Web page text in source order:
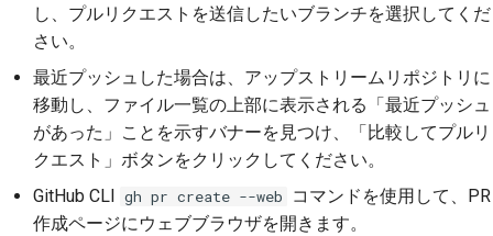
し、プルリクエストを送信したいブランチを選択してくだ
さい。
最近プッシュした場合は、アップストリームリポジトリに
移動し、ファイル一覧の上部に表示される「最近プッシュ
があった」ことを示すバナーを見つけ、「比較してプルリ
クエスト」ボタンをクリックしてください。
GitHub CLI
gh pr create --web
コマンドを使用して、PR
作成ページにウェブブラウザを開きます。